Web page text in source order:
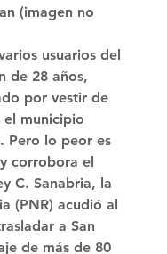
(imagen no
usuarios del
de 28 años,
por vestir de
municipio
Pero lo peor es
corrobora el
C. Sanabria, la
(PNR) acudió al
a San
de más de 80